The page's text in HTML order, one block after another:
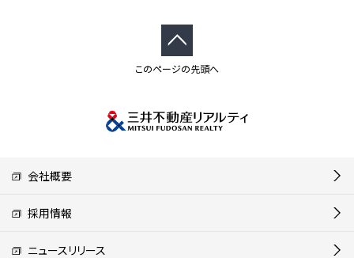
このページの先頭へ
会社概要
採用情報
ニュースリリース